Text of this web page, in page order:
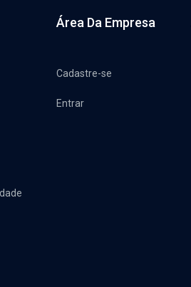
Área Da Empresa
Cadastre-se
Entrar